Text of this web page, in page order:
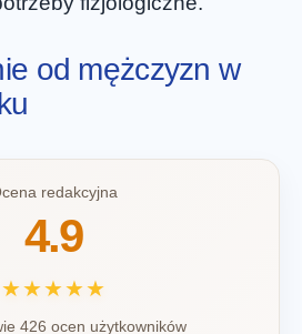
od mężczyzn w
redakcyjna
4.9
★★★★★
426 ocen użytkowników